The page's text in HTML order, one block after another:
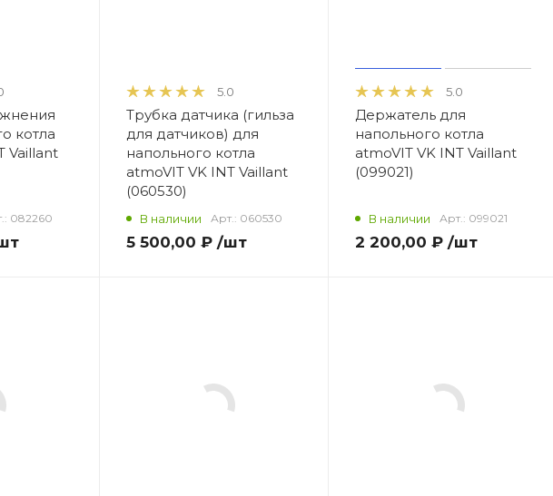
котла
Vaillant
082260
5.0
Трубка датчика (гильза
для датчиков) для
напольного котла
atmoVIT VK INT Vaillant
(060530)
В наличии Арт.: 060530
5 500,00 ₽/шт
5.0
Держатель для
напольного котла
atmoVIT VK INT Vaillant
(099021)
В наличии Арт.: 099021
2 200,00 ₽ /шт